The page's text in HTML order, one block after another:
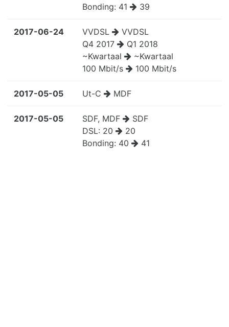
Bonding: 41 39
2017-06-24 VVDSL
VVDSL
Q4 2017
Q1 2018
~Kwartaal
~Kwartaal
100 Mbit/s
100 Mbit/s
2017-05-05 Ut-C MDF
2017-05-05 SDF, MDF
SDF
DSL: 20
20
Bonding: 40 41